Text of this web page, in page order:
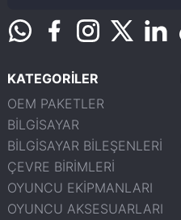
KATEGORİLER
OEM PAKETLER
BİLGİSAYAR
BİLGİSAYAR BİLEŞENLERİ
ÇEVRE BİRİMLERİ
OYUNCU EKİPMANLARI
OYUNCU AKSESUARLARI